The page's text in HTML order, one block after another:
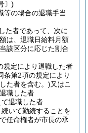
〕)
等の場合の退職手当
た者であって、次に
は、退職日給料月額
該区分に応じた割合
規定により退職した者
条第2項の規定により
た者を含む。)又はこ
職した者
退職した者
いて勤続することを
任命権者が市長の承